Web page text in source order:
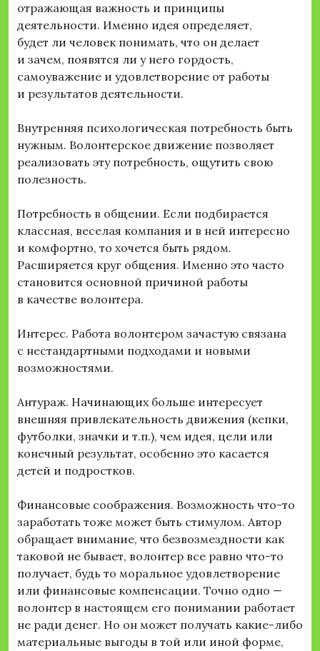
отражающая важность и принципы
деятельности. Именно идея определяет,
будет ли человек понимать, что он делает
и зачем, появятся ли у него гордость,
самоуважение и удовлетворение от работы
и результатов деятельности.
Внутренняя психологическая потребность быть
нужным. Волонтерское движение позволяет
реализовать эту потребность, ощутить свою
полезность.
Потребность в общении. Если подбирается
классная, веселая компания и в ней интересно
и комфортно, то хочется быть рядом.
Расширяется круг общения. Именно это часто
становится основной причиной работы
в качестве волонтера.
Интерес. Работа волонтером зачастую связана
с нестандартными подходами и новыми
возможностями.
Антураж. Начинающих больше интересует
внешняя привлекательность движения (кепки,
футболки, значки и т.п.), чем идея, цели или
конечный результат, особенно это касается
детей и подростков.
Финансовые соображения. Возможность что-то
заработать тоже может быть стимулом. Автор
обращает внимание, что безвозмездности как
таковой не бывает, волонтер все равно что-то
получает, будь то моральное удовлетворение
или финансовые компенсации. Точно одно —
волонтер в настоящем его понимании работает
не ради денег. Но он может получать какие-либо
материальные выгоды в той или иной форме,